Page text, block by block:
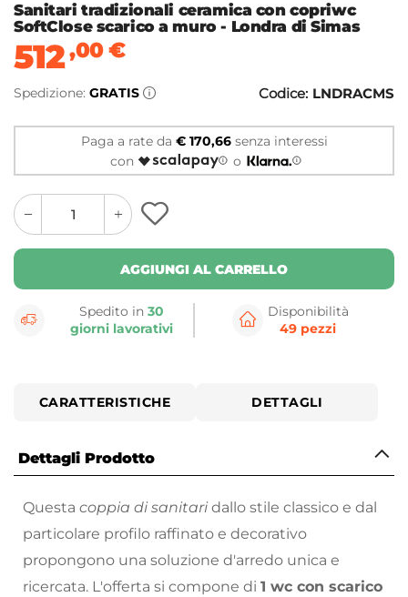
Sanitari tradizionali ceramica con copriwc
SoftClose scarico a muro - Londra di Simas
512,00€
Spedizione: GRATIS Codice: LNDRACMS
Paga a rate da € 170,66senza interessi
con
o
quantity
button
quantity
minus
button
AGGIUNGI AL CARRELLO
Spedito in 30
giorni lavorativi
Disponibilità
49 pezzi
CARATTERISTICHE DETTAGLI
Dettagli Prodotto
Questa coppia di sanitaridallo stile classico e dal
particolare profilo raffinato e decorativo
propongono una soluzione d'arredo unica e
ricercata. L'offerta si compone di 1 wc con scarico